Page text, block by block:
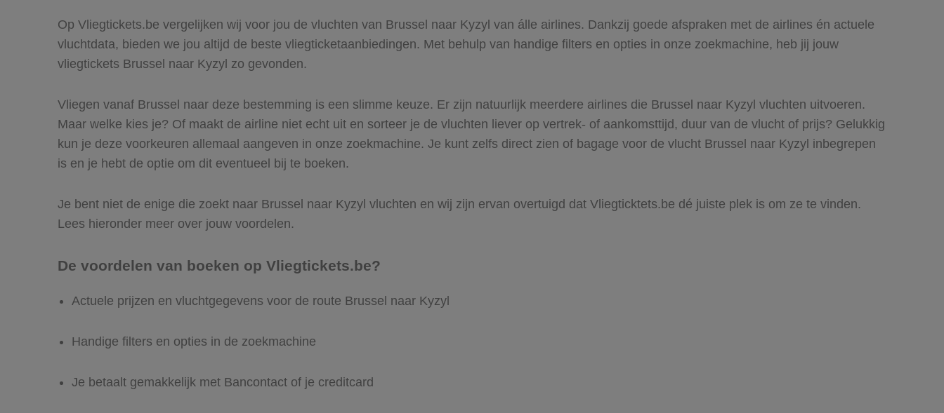
Op Vliegtickets.be vergelijken wij voor jou de vluchten van Brussel naar Kyzyl van álle airlines. Dankzij goede afspraken met de airlines én actuele
vluchtdata, bieden we jou altijd de beste vliegticketaanbiedingen. Met behulp van handige filters en opties in onze zoekmachine, heb jij jouw
vliegtickets Brussel naar Kyzyl zo gevonden.
Vliegen vanaf Brussel naar deze bestemming is een slimme keuze. Er zijn natuurlijk meerdere airlines die Brussel naar Kyzyl vluchten uitvoeren.
Maar welke kies je? Of maakt de airline niet echt uit en sorteer je de vluchten liever op vertrek- of aankomsttijd, duur van de vlucht of prijs? Gelukkig
kun je deze voorkeuren allemaal aangeven in onze zoekmachine. Je kunt zelfs direct zien of bagage voor de vlucht Brussel naar Kyzyl inbegrepen
is en je hebt de optie om dit eventueel bij te boeken.
Je bent niet de enige die zoekt naar Brussel naar Kyzyl vluchten en wij zijn ervan overtuigd dat Vliegticktets.be dé juiste plek is om ze te vinden.
Lees hieronder meer over jouw voordelen.
De voordelen van boeken op Vliegtickets.be?
Actuele prijzen en vluchtgegevens voor de route Brussel naar Kyzyl
Handige filters en opties in de zoekmachine
Je betaalt gemakkelijk met Bancontact of je creditcard